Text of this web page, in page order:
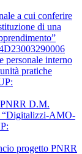
a cui conferire
di una
personale interno
pratiche
D.M.
“Digitalizzi-AMO-
progetto PNRR